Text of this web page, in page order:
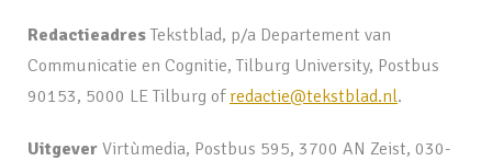
Redactieadres Tekstblad, p/a Departement van
Communicatie en Cognitie, Tilburg University, Postbus
90153, 5000 LE Tilburg of redactie@tekstblad.nl.
Uitgever Virtùmedia, Postbus 595, 3700 AN Zeist, 030-